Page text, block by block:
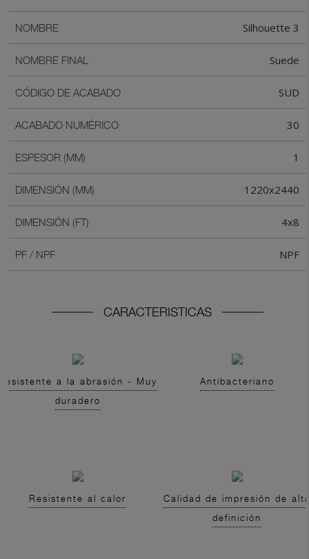
NOMBRE Silhouette 3
NOMBRE FINAL Suede
CÓDIGO DE ACABADO SUD
ACABADO NUMÉRICO 30
ESPESOR (MM) 1
DIMENSIÓN (MM) 1220x2440
DIMENSIÓN (FT) 4x8
PF / NPF NPF
CARACTERISTICAS
a la abrasión - Muy
duradero
Antibacteriano
Resistente al calor
Calidad de impresión de
definición